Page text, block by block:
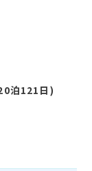
泊121日)